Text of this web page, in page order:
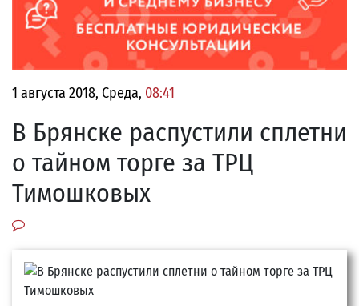
1 августа 2018, Среда, 08:41
В Брянске распустили сплетни
о тайном торге за ТРЦ
Тимошковых